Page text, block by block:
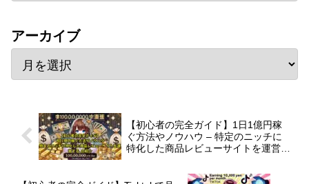
アーカイブ
【初心者の完全ガイド】1日1億円稼
ぐ方法やノウハウ – 特定のニッチに
特化した商品レビューサイトを運営す